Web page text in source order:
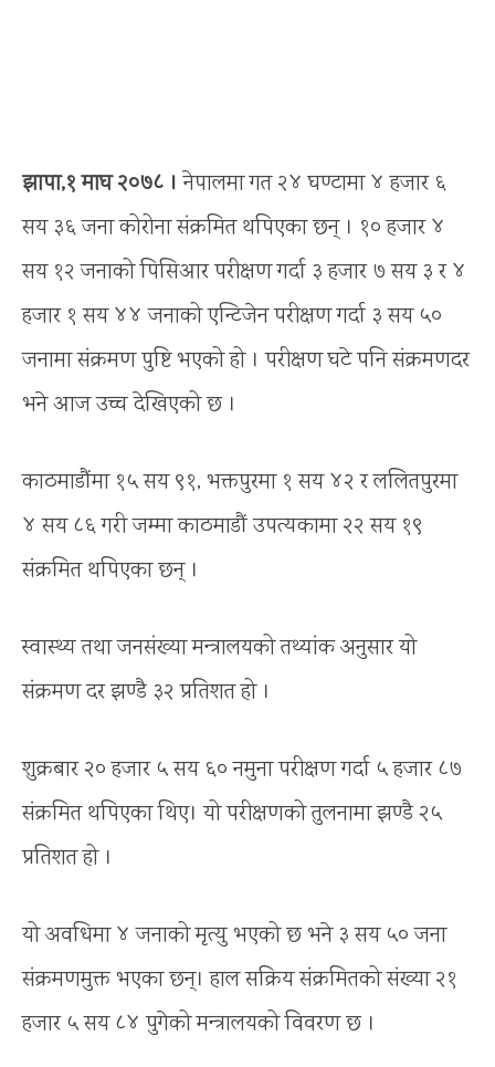
झापा,१ माघ २०७८ । नेपालमा गत २४ घण्टामा ४ हजार ६
सय ३६ जना कोरोना संक्रमित थपिएका छन् । १० हजार ४
सय १२ जनाको पिसिआर परीक्षण गर्दा ३ हजार ७ सय ३ र ४
हजार १ सय ४४ जनाको एन्टिजेन परीक्षण गर्दा ३ सय ५०
जनामा संक्रमण पुष्टि भएको हो । परीक्षण घटे पनि संक्रमणदर
भने आज उच्च देखिएको छ ।
काठमाडौंमा १५ सय ९१, भक्तपुरमा १ सय ४२ र ललितपुरमा
४ सय ८६ गरी जम्मा काठमाडौं उपत्यकामा २२ सय १९
संक्रमित थपिएका छन् ।
स्वास्थ्य तथा जनसंख्या मन्त्रालयको तथ्यांक अनुसार यो
संक्रमण दर झण्डै ३२ प्रतिशत हो ।
शुक्रबार २० हजार ५ सय ६० नमुना परीक्षण गर्दा ५ हजार ८७
संक्रमित थपिएका थिए। यो परीक्षणको तुलनामा झण्डै २५
प्रतिशत हो ।
यो अवधिमा ४ जनाको मृत्यु भएको छ भने ३ सय ५० जना
संक्रमणमुक्त भएका छन्। हाल सक्रिय संक्रमितको संख्या २१
हजार ५ सय ८४ पुगेको मन्त्रालयको विवरण छ ।